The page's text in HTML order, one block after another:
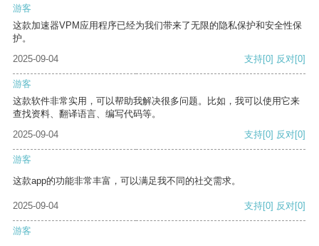
游客
这款加速器VPM应用程序已经为我们带来了无限的隐私保护和安全性保
护。
2025-09-04
支持[0] 反对[0]
游客
这款软件非常实用，可以帮助我解决很多问题。比如，我可以使用它来
查找资料、翻译语言、编写代码等。
2025-09-04
支持[0] 反对[0]
游客
这款app的功能非常丰富，可以满足我不同的社交需求。
2025-09-04 支持[0] 反对[0]
游客